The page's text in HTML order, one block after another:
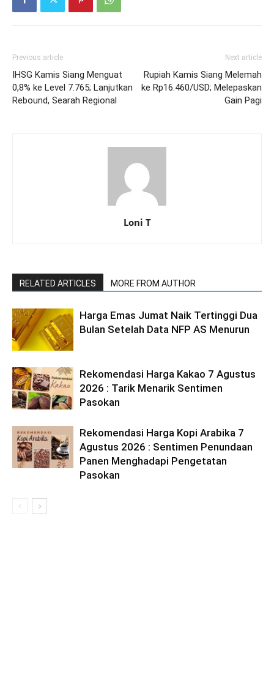
Previous article
IHSG Kamis Siang Menguat
0,8% ke Level 7.765; Lanjutkan
Rebound, Searah Regional
Next article
Rupiah Kamis Siang Melemah
ke Rp16.460/USD; Melepaskan
Gain Pagi
Loni T
RELATED ARTICLES MORE FROM AUTHOR
Harga Emas Jumat Naik Tertinggi Dua
Bulan Setelah Data NFP AS Menurun
Rekomendasi Harga Kakao 7 Agustus
2026 : Tarik Menarik Sentimen
Pasokan
Rekomendasi Harga Kopi Arabika 7
Agustus 2026 : Sentimen Penundaan
Panen Menghadapi Pengetatan
Pasokan